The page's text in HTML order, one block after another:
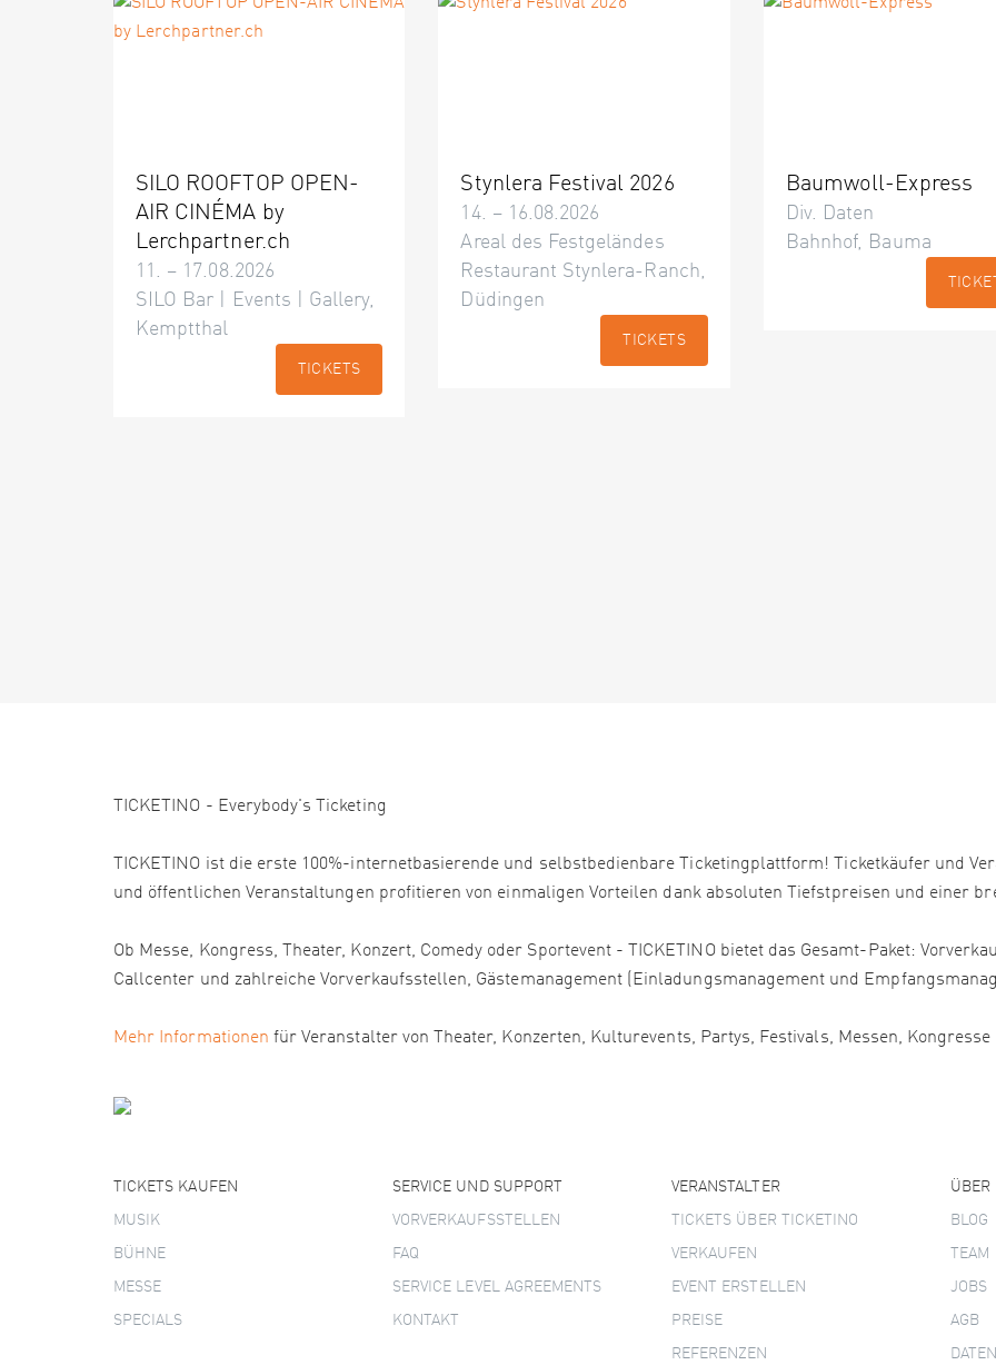
SILO ROOFTOP OPEN-
AIR CINÉMA by
Lerchpartner.ch
11. – 17.08.2026
SILO Bar | Events | Gallery,
Kemptthal
TICKETS
Stynlera Festival 2026
14. – 16.08.2026
Areal des Festgeländes
Restaurant Stynlera-Ranch,
Düdingen
TICKETS
Baumwoll-Express
Div. Daten
Bahnhof, Bauma
TICKETINO - Everybody's Ticketing
TICKETINO ist die erste 100%-internetbasierende und selbstbedienbare Ticketingplattform! Ticketkäufer und
und öffentlichen Veranstaltungen profitieren von einmaligen Vorteilen dank absoluten Tiefstpreisen und einer
Ob Messe, Kongress, Theater, Konzert, Comedy oder Sportevent - TICKETINO bietet das Gesamt-Paket:
Callcenter und zahlreiche Vorverkaufsstellen, Gästemanagement (Einladungsmanagement und
Mehr Informationen für Veranstalter von Theater, Konzerten, Kulturevents, Partys, Festivals, Messen,
TICKETS KAUFEN
MUSIK
BÜHNE
MESSE
SPECIALS
SERVICE UND SUPPORT
VORVERKAUFSSTELLEN
FAQ
SERVICE LEVEL AGREEMENTS
KONTAKT
VERANSTALTER
TICKETS ÜBER TICKETINO
VERKAUFEN
EVENT ERSTELLEN
PREISE
REFERENZEN
ÜBER
BLOG
TEAM
JOBS
AGB